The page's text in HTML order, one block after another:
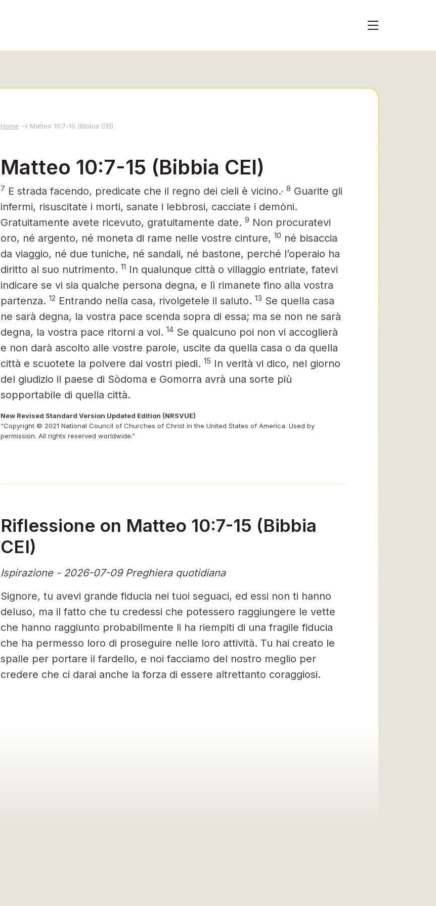
Home Matteo 10:7-15 (Bibbia CEI)
Matteo 10:7-15 (Bibbia CEI)
7 E strada facendo, predicate che il regno dei cieli è vicino. 8 Guarite gli
infermi, risuscitate i morti, sanate i lebbrosi, cacciate i demòni.
Gratuitamente avete ricevuto, gratuitamente date. 9 Non procuratevi
oro, né argento, né moneta di rame nelle vostre cinture, 10 né bisaccia
da viaggio, né due tuniche, né sandali, né bastone, perché l’operaio ha
diritto al suo nutrimento. 11 In qualunque città o villaggio entriate, fatevi
indicare se vi sia qualche persona degna, e lì rimanete fino alla vostra
partenza. 12 Entrando nella casa, rivolgetele il saluto. 13 Se quella casa
ne sarà degna, la vostra pace scenda sopra di essa; ma se non ne sarà
degna, la vostra pace ritorni a voi. 14 Se qualcuno poi non vi accoglierà
e non darà ascolto alle vostre parole, uscite da quella casa o da quella
città e scuotete la polvere dai vostri piedi. 15 In verità vi dico, nel giorno
del giudizio il paese di Sòdoma e Gomorra avrà una sorte più
sopportabile di quella città.
New Revised Standard Version Updated Edition (NRSVUE)
“Copyright © 2021 National Council of Churches of Christ in the United States of America. Used by
permission. All rights reserved worldwide.”
Riflessione on Matteo 10:7-15 (Bibbia
CEI)
Ispirazione - 2026-07-09 Preghiera quotidiana
Signore, tu avevi grande fiducia nei tuoi seguaci, ed essi non ti hanno
deluso, ma il fatto che tu credessi che potessero raggiungere le vette
che hanno raggiunto probabilmente li ha riempiti di una fragile fiducia
che ha permesso loro di proseguire nelle loro attività. Tu hai creato le
spalle per portare il fardello, e noi facciamo del nostro meglio per
credere che ci darai anche la forza di essere altrettanto coraggiosi.